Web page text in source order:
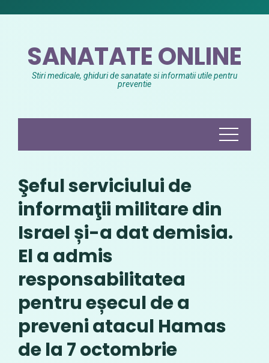
SANATATE ONLINE
Stiri medicale, ghiduri de sanatate si informatii utile pentru
preventie
Şeful serviciului de
informaţii militare din
Israel și-a dat demisia.
El a admis
responsabilitatea
pentru eșecul de a
preveni atacul Hamas
de la 7 octombrie